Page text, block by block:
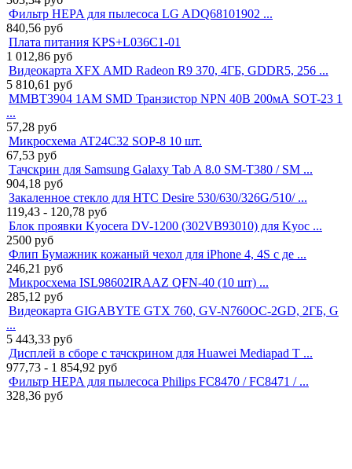
Фильтр HEPA для пылесоса LG ADQ68101902 ...
840,56 руб
Плата питания KPS+L036C1-01
1 012,86 руб
Видеокарта XFX AMD Radeon R9 370, 4ГБ, GDDR5, 256 ...
5 810,61 руб
MMBT3904 1AM SMD Транзистор NPN 40В 200мА SOT-23 1
...
57,28 руб
Микросхема AT24C32 SOP-8 10 шт.
67,53 руб
Тачскрин для Samsung Galaxy Tab A 8.0 SM-T380 / SM ...
904,18 руб
Закаленное стекло для HTC Desire 530/630/326G/510/ ...
119,43 - 120,78 руб
Блок проявки Kyocera DV-1200 (302VB93010) для Kyoc ...
2500 руб
Флип Бумажник кожаный чехол для iPhone 4, 4S с де ...
246,21 руб
Микросхема ISL98602IRAAZ QFN-40 (10 шт) ...
285,12 руб
Видеокарта GIGABYTE GTX 760, GV-N760OC-2GD, 2ГБ, G
...
5 443,33 руб
Дисплей в сборе с тачскрином для Huawei Mediapad T ...
977,73 - 1 854,92 руб
Фильтр HEPA для пылесоса Philips FC8470 / FC8471 / ...
328,36 руб